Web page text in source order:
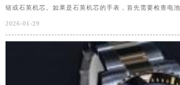
链或石英机芯。如果是石英机芯的手表，首先需要检查电
2026-01-29